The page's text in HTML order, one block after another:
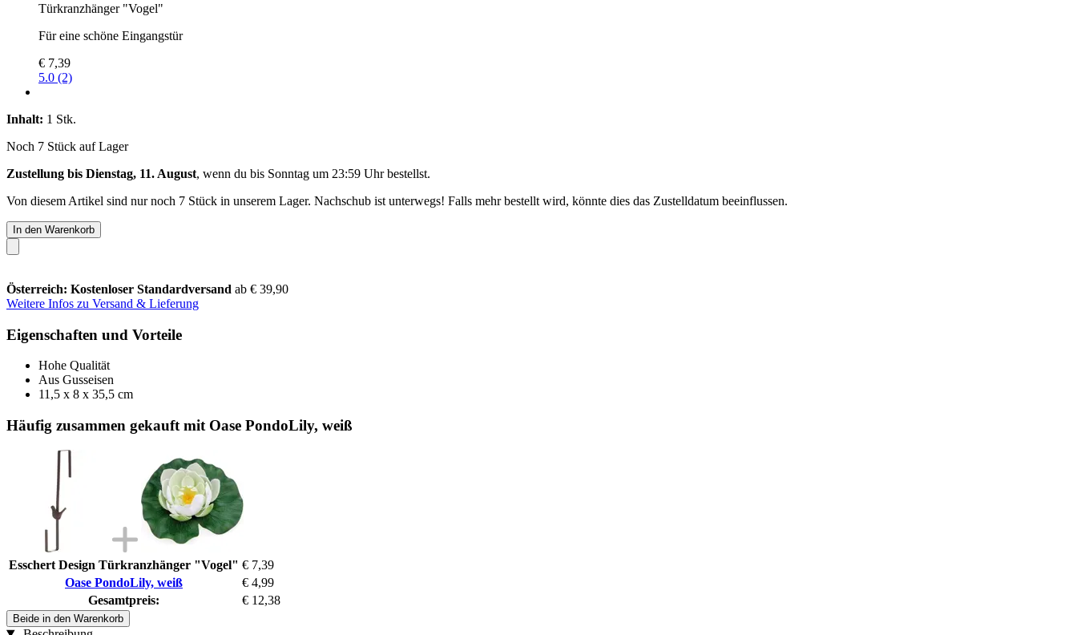
Türkranzhänger "Vogel"
Für eine schöne Eingangstür
€ 7,39
5.0 (2)
Inhalt: 1 Stk.
Noch 7 Stück auf Lager
Zustellung bis Dienstag, 11. August, wenn du bis Sonntag um 23:59 Uhrbestellst.
Von diesem Artikel sind nur noch 7 Stück in unserem Lager. Nachschub ist unterwegs! Falls mehr bestellt wird, könnte dies das Zustelldatum beeinflussen.
In den Warenkorb
Österreich: Kostenloser Standardversand ab € 39,90
Weitere Infos zu Versand & Lieferung
Eigenschaften und Vorteile
Hohe Qualität
Aus Gusseisen
11,5 x 8 x 35,5 cm
Häufig zusammen gekauft mit Oase PondoLily, weiß
Esschert Design Türkranzhänger "Vogel" € 7,39
Oase PondoLily, weiß
€ 4,99
Gesamtpreis:
€ 12,38
Beide in den Warenkorb